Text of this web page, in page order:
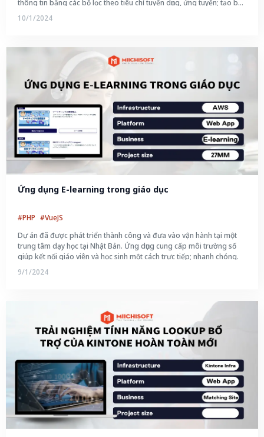
thông tin bằng các bộ lọc theo tiêu chí tuyển dụng, ứng tuyển; tạo bài
post và trao đổi trực tiếp trên nền tảng bằng chat một cách nhanh
chóng, từ đó đẩy nhanh tiến độ hợp tác và triển khai công việc.
10/1/2024
Ứng dụng E-learning trong giáo dục
#PHP #VueJS
Dự án đã được phát triển thành công và đưa vào vận hành tại một
trung tâm dạy học tại Nhật Bản. Ứng dụng cung cấp môi trường số
giúp kết nối giáo viên và học sinh một cách trực tiếp; nhanh chóng.
9/1/2024